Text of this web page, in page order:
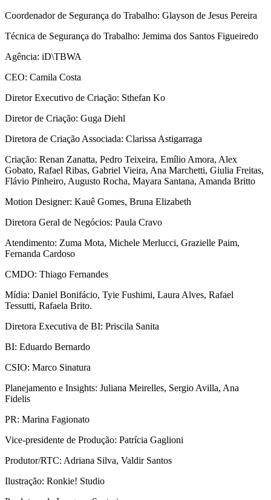
Coordenador de Segurança do Trabalho: Glayson de Jesus Pereira
Técnica de Segurança do Trabalho: Jemima dos Santos Figueiredo
Agência: iD\TBWA
CEO: Camila Costa
Diretor Executivo de Criação: Sthefan Ko
Diretor de Criação: Guga Diehl
Diretora de Criação Associada: Clarissa Astigarraga
Criação: Renan Zanatta, Pedro Teixeira, Emílio Amora, Alex
Gobato, Rafael Ribas, Gabriel Vieira, Ana Marchetti, Giulia Freitas,
Flávio Pinheiro, Augusto Rocha, Mayara Santana, Amanda Britto
Motion Designer: Kauê Gomes, Bruna Elizabeth
Diretora Geral de Negócios: Paula Cravo
Atendimento: Zuma Mota, Michele Merlucci, Grazielle Paim,
Fernanda Cardoso
CMDO: Thiago Fernandes
Mídia: Daniel Bonifácio, Tyie Fushimi, Laura Alves, Rafael
Tessutti, Rafaela Brito.
Diretora Executiva de BI: Priscila Sanita
BI: Eduardo Bernardo
CSIO: Marco Sinatura
Planejamento e Insights: Juliana Meirelles, Sergio Avilla, Ana
Fidelis
PR: Marina Fagionato
Vice-presidente de Produção: Patrícia Gaglioni
Produtor/RTC: Adriana Silva, Valdir Santos
Ilustração: Ronkie! Studio